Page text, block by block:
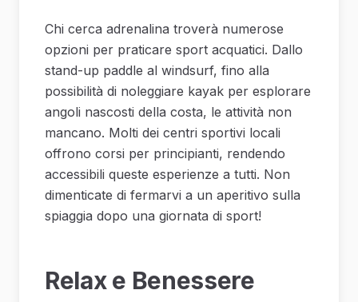
Chi cerca adrenalina troverà numerose
opzioni per praticare sport acquatici. Dallo
stand-up paddle al windsurf, fino alla
possibilità di noleggiare kayak per esplorare
angoli nascosti della costa, le attività non
mancano. Molti dei centri sportivi locali
offrono corsi per principianti, rendendo
accessibili queste esperienze a tutti. Non
dimenticate di fermarvi a un aperitivo sulla
spiaggia dopo una giornata di sport!
Relax e Benessere